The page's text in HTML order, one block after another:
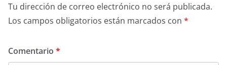
Tu dirección de correo electrónico no será publicada.
Los campos obligatorios están marcados con *
Comentario *